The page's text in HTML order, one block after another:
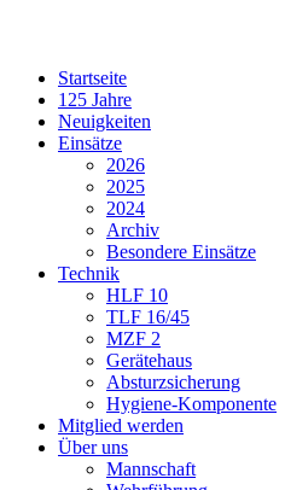
Startseite
125 Jahre
Neuigkeiten
Einsätze
2026
2025
2024
Archiv
Besondere Einsätze
Technik
HLF 10
TLF 16/45
MZF 2
Gerätehaus
Absturzsicherung
Hygiene-Komponente
Mitglied werden
Über uns
Mannschaft